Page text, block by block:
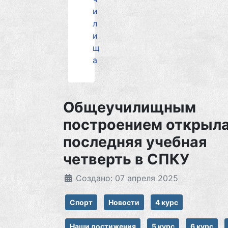
и
л
и
щ
а
Общеучилищным
построением
последняя учебная
четверть в СПКУ
Создано: 07 апреля 2025
Спорт Новости 4 курс
Наши достижения 5 курс 6 курс